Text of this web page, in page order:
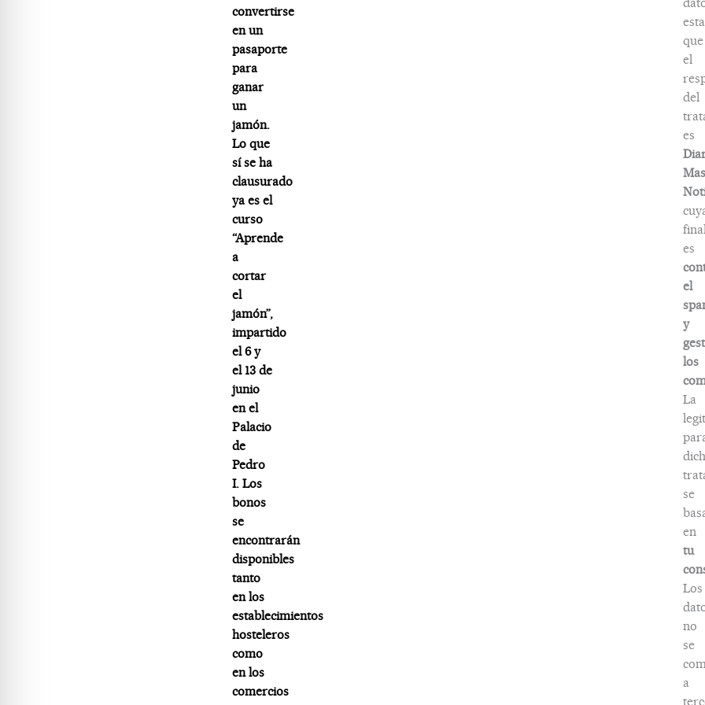
convertirse
en un
pasaporte
para
ganar
un
jamón.
Lo que
sí se ha
clausurado
ya es el
curso
“Aprende
a
cortar
el
jamón”,
impartido
el 6 y
el 13 de
junio
en el
Palacio
de
Pedro
I. Los
bonos
se
encontrarán
disponibles
tanto
en los
establecimientos
hosteleros
como
en los
comercios
que
el
del
es
Mas
es
el
y
los
La
se
en
tu
Los
no
se
a